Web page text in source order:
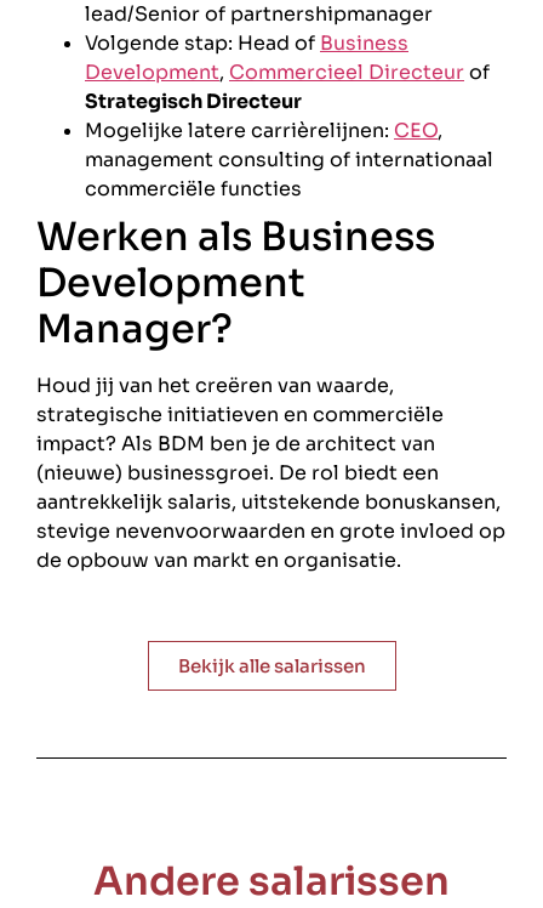
lead/Senior of partnershipmanager
Volgende stap: Head of Business
Development, Commercieel Directeurof
Strategisch Directeur
Mogelijke latere carrièrelijnen: CEO,
management consulting of internationaal
commerciële functies
Werken als Business
Development
Manager?
Houd jij van het creëren van waarde,
strategische initiatieven en commerciële
impact? Als BDM ben je de architect van
(nieuwe) businessgroei. De rol biedt een
aantrekkelijk salaris, uitstekende bonuskansen,
stevige nevenvoorwaarden en grote invloed op
de opbouw van markt en organisatie.
Bekijk alle salarissen
Andere salarissen